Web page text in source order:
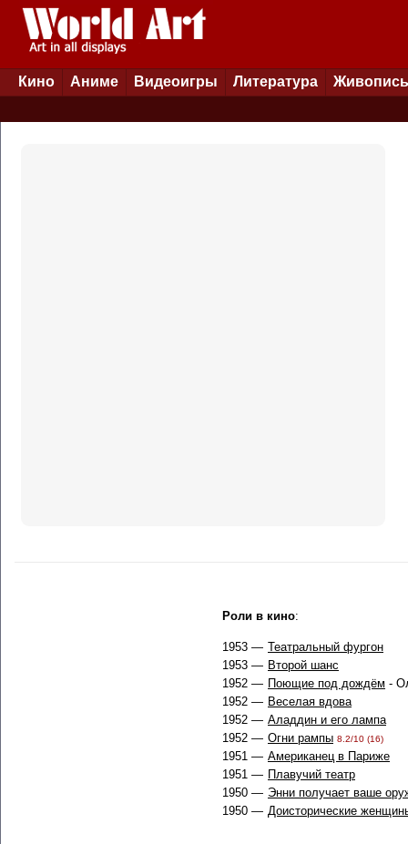
Кино Аниме Видеоигры Литература Живопись
Роли в кино:
1953 — Театральный фургон
1953 — Второй шанс
1952 — Поющие под дождём -
1952 — Веселая вдова
1952 — Аладдин и его лампа
1952 — Огни рампы 8.2/10 (16)
1951 — Американец в Париже
1951 — Плавучий театр
1950 — Энни получает ваше
1950 — Доисторические